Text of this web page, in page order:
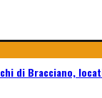
di Bracciano,